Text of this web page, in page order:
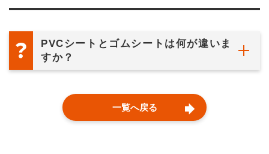
PVCシートとゴムシートは何が違いま
すか？
一覧へ戻る